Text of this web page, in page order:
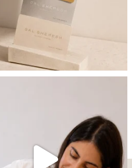
תהליך אחד שיכול לעשות הבדל גדול